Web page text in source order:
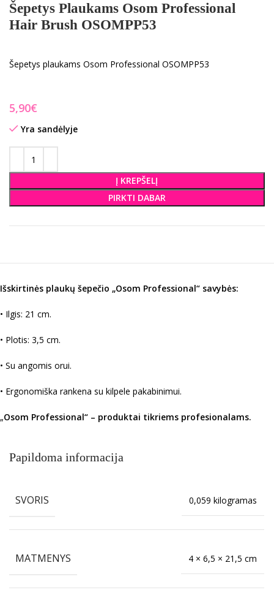
Šepetys Plaukams Osom Professional
Hair Brush OSOMPP53
Šepetys plaukams Osom Professional OSOMPP53
€
Yra sandėlyje
Į KREPŠELĮ
PIRKTI DABAR
Išskirtinės plaukų šepečio „Osom Professional“ savybės:
• Ilgis: 21 cm.
• Plotis: 3,5 cm.
• Su angomis orui.
• Ergonomiška rankena su kilpele pakabinimui.
„Osom Professional“ – produktai tikriems profesionalams.
Papildoma informacija
SVORIS 0,059 kilogramas
MATMENYS 4 × 6,5 × 21,5 cm